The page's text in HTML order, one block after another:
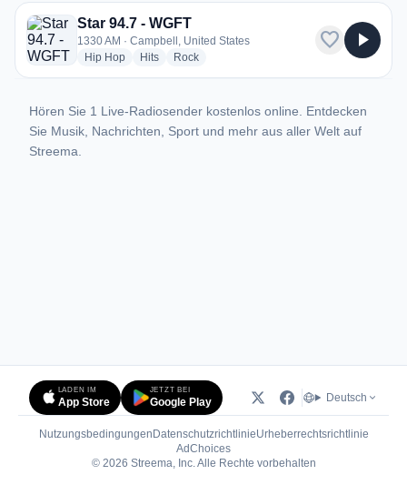
1 Radiosender aus Campbell
Star 94.7 - WGFT
1330 AM · Campbell, United States
Hip Hopradio stations
Hitsradio stations
Rockradio stations
favorite play_arrow
Hören Sie 1 Live-Radiosender kostenlos online. Entdecken
Sie Musik, Nachrichten, Sport und mehr aus aller Welt auf
Streema.
LADEN IM
App Store
JETZT BEI
Google Play Deutsch
Nutzungsbedingungen DatenschutzrichtlinieUrheberrechtsrichtlinie
AdChoices(öffnet in neuem Tab)
© 2026 Streema, Inc. Alle Rechte vorbehalten